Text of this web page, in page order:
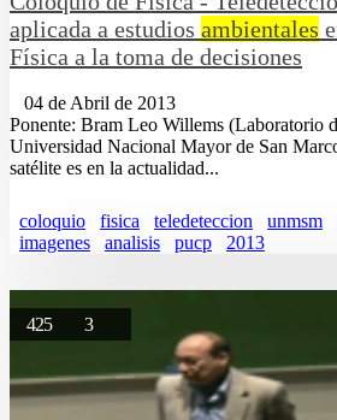
aplicada a estudios ambientales
Física a la toma de decisiones
04 de Abril de 2013
Ponente: Bram Leo Willems (Laboratorio
Universidad Nacional Mayor de San
satélite es en la actualidad...
coloquio fisica teledeteccion unmsm
imagenes
analisis pucp 2013
425 3